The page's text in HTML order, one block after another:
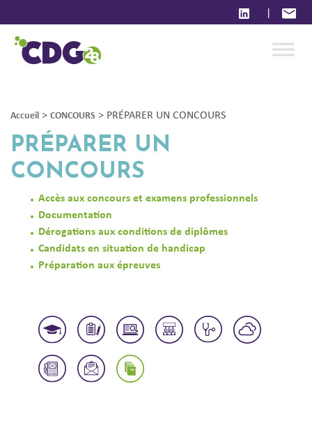
|
Accueil > CONCOURS > PRÉPARER UN CONCOURS
PRÉPARER UN
CONCOURS
Accès aux concours et examens professionnels
Documentation
Dérogations aux conditions de diplômes
Candidats en situation de handicap
Préparation aux épreuves